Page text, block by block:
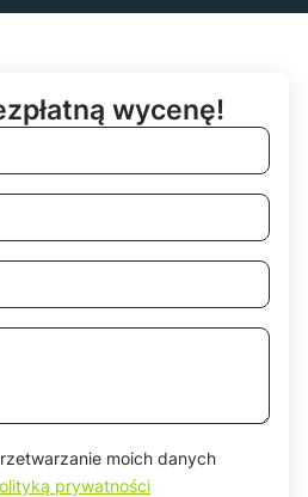
wycenę!
moich danych
prywatności